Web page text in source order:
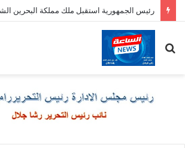
رئيس الجمهورية استقبل ملك مملكة البحرين
عن